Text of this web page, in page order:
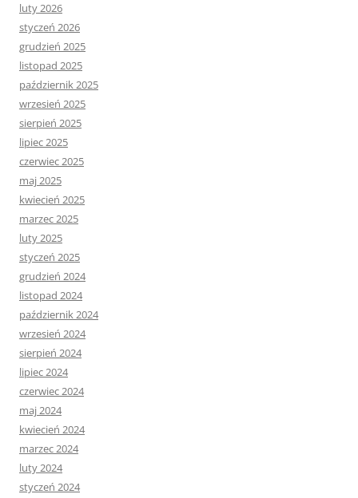
luty 2026
styczeń 2026
grudzień 2025
listopad 2025
październik 2025
wrzesień 2025
sierpień 2025
lipiec 2025
czerwiec 2025
maj 2025
kwiecień 2025
marzec 2025
luty 2025
styczeń 2025
grudzień 2024
listopad 2024
październik 2024
wrzesień 2024
sierpień 2024
lipiec 2024
czerwiec 2024
maj 2024
kwiecień 2024
marzec 2024
luty 2024
styczeń 2024